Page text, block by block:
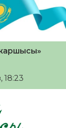
18:23